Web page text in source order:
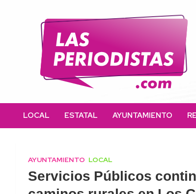
Las Periodistas
informado a la población.
LOCAL
ESTATAL AYUNTAMIENTO
AYUNTAMIENTO LOCAL
Servicios Públicos